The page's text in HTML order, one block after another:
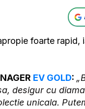
foarte rapid,
EV GOLD:
desigur cu
unicala.